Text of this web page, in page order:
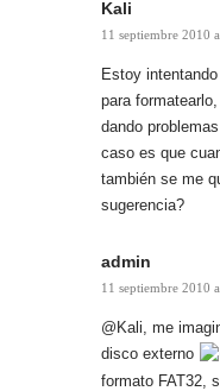
Kali
11 septiembre 2010
Estoy
para
dando
caso es que
también se me
sugerencia?
admin
11 septiembre 2010
@Kali, me
disco externo
formato FAT32,